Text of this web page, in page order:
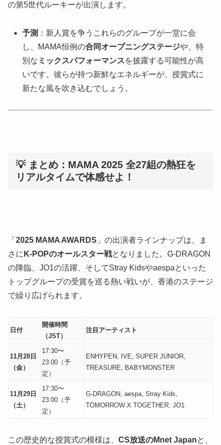
の第5世代ルーキーが出演します。
予測 ：新人賞を争うこれらのグループが一堂に会
し、MAMA恒例の合同オープニングステージや、特
別な ミックスパフォーマンスを披露する可能性が高
いです。彼らが持つ新鮮なエネルギーが、授賞式に
新たな風を吹き込むでしょう。
💡 まとめ：MAMA 2025 全27組の熱狂を
リアルタイムで体感せよ！
「 2025 MAMA AWARDS 」の出演者ラインナップは、ま
さに K-POPのオールスター戦となりました。G-DRAGON
の降臨、JO1の活躍、そしてStray Kidsやaespaといった
トップグループの受賞を巡る熱い戦いが、香港のステージ
で繰り広げられます。
日付
開催時間
（JST）
注目アーティスト
11月28日
（金）
17:30〜
23:00（予
定）
ENHYPEN, IVE, SUPER JUNIOR,
TREASURE, BABYMONSTER
11月29日
（土）
17:30〜
23:00（予
定）
G-DRAGON, aespa, Stray Kids,
TOMORROW X TOGETHER, JO1
この歴史的な授賞式の模様は、 CS放送のMnet Japanと、